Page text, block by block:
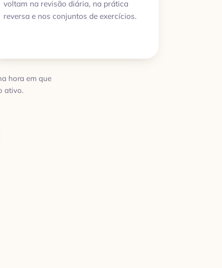
voltam na revisão diária, na prática
reversa e nos conjuntos de exercícios.
hora em que
ativo.